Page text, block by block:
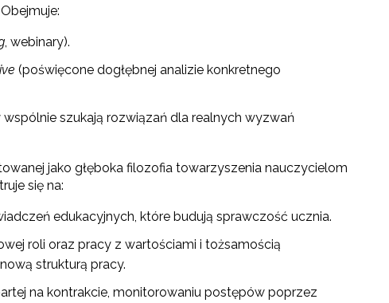
, webinary).
(poświęcone dogłębnej analizie konkretnego
szukają rozwiązań dla realnych wyzwań
jako głęboka filozofia towarzyszenia nauczycielom
się na:
edukacyjnych, które budują sprawczość ucznia.
roli oraz pracy z wartościami i tożsamością
strukturą pracy.
na kontrakcie, monitorowaniu postępów poprzez